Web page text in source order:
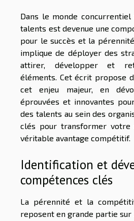
Dans le monde
talents est devenue une
pour le succès et la
implique de déployer des
attirer, développer et
éléments. Cet écrit propose
cet enjeu majeur, en
éprouvées et innovantes
des talents au sein des
clés pour transformer votre
véritable avantage compétitif.
Identification et
compétences clés
La pérennité et la
reposent en grande partie